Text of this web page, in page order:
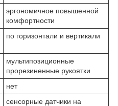
эргономичное повышенной
комфортности
по горизонтали и вертикали
мультипозиционные
прорезиненные рукоятки
нет
сенсорные датчики на